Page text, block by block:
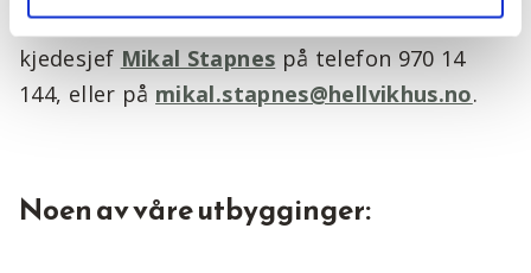
Spørsmål vedrørende stillingen kan rettes til
kjedesjef Mikal Stapnes på telefon 970 14
144, eller på mikal.stapnes@hellvikhus.no.
Noen av våre utbygginger: